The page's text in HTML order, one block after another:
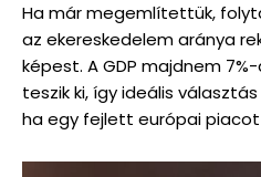
Ha már megemlítettük,
az ekereskedelem aránya
képest. A GDP majdnem
teszik ki, így ideális
ha egy fejlett európai